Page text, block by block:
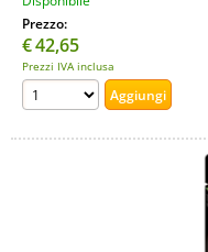
Prezzo:
€42,65
Prezzi IVA inclusa